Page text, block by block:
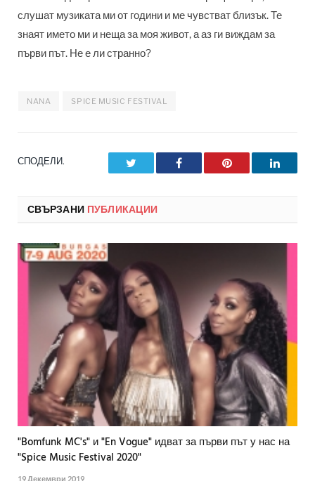
слушат музиката ми от години и ме чувстват близък. Те
знаят името ми и неща за моя живот, а аз ги виждам за
първи път. Не е ли странно?
NANA SPICE MUSIC FESTIVAL
СПОДЕЛИ. Facebook Pinterest
СВЪРЗАНИ ПУБЛИКАЦИИ
"Bomfunk MC's" и "En Vogue" идват за първи път у нас на
"Spice Music Festival 2020"
19 Декември 2019